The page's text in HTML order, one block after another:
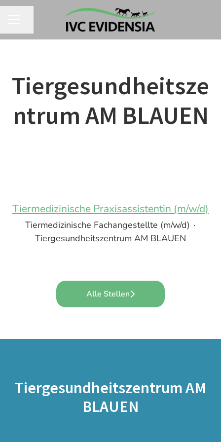
Tiergesundheitsze
ntrum AM BLAUEN
Tiermedizinische Praxisassistentin (m/w/d)
Tiermedizinische Fachangestellte (m/w/d) ·
Tiergesundheitszentrum AM BLAUEN
Alle Stellen
Tiergesundheitszentrum AM
BLAUEN